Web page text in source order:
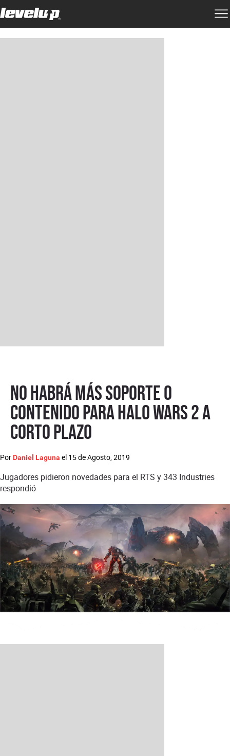
No habrá más soporte o
contenido para Halo Wars 2 a
corto plazo
Por Daniel Laguna el 15 de Agosto, 2019
Jugadores pidieron novedades para el RTS y 343 Industries
respondió